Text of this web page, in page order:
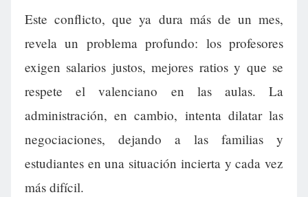
Este conflicto, que ya dura más de un mes,
revela un problema profundo: los profesores
exigen salarios justos, mejores ratios y que se
respete el valenciano en las aulas. La
administración, en cambio, intenta dilatar las
negociaciones, dejando a las familias y
estudiantes en una situación incierta y cada vez
más difícil.